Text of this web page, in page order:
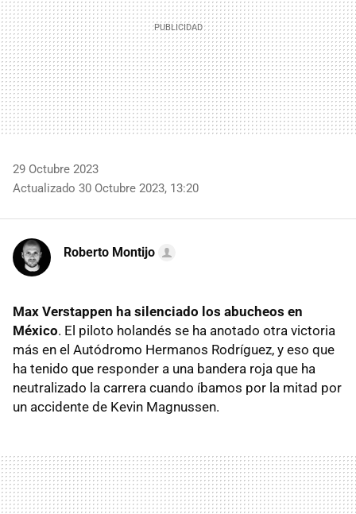
29 Octubre 2023
Actualizado 30 Octubre 2023, 13:20
Roberto Montijo
Max Verstappen ha silenciado los abucheos en
México. El piloto holandés se ha anotado otra victoria
más en el Autódromo Hermanos Rodríguez, y eso que
ha tenido que responder a una bandera roja que ha
neutralizado la carrera cuando íbamos por la mitad por
un accidente de Kevin Magnussen.